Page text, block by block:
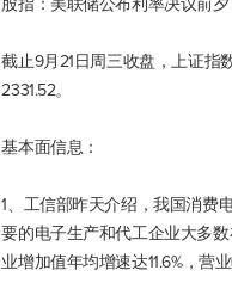
股指：美联储公布利率决议前
截止9月21日周三收盘，上证指
2331.52。
基本面信息：
1、工信部昨天介绍，我国消费
要的电子生产和代工企业大多
业增加值年均增速达11.6%，营